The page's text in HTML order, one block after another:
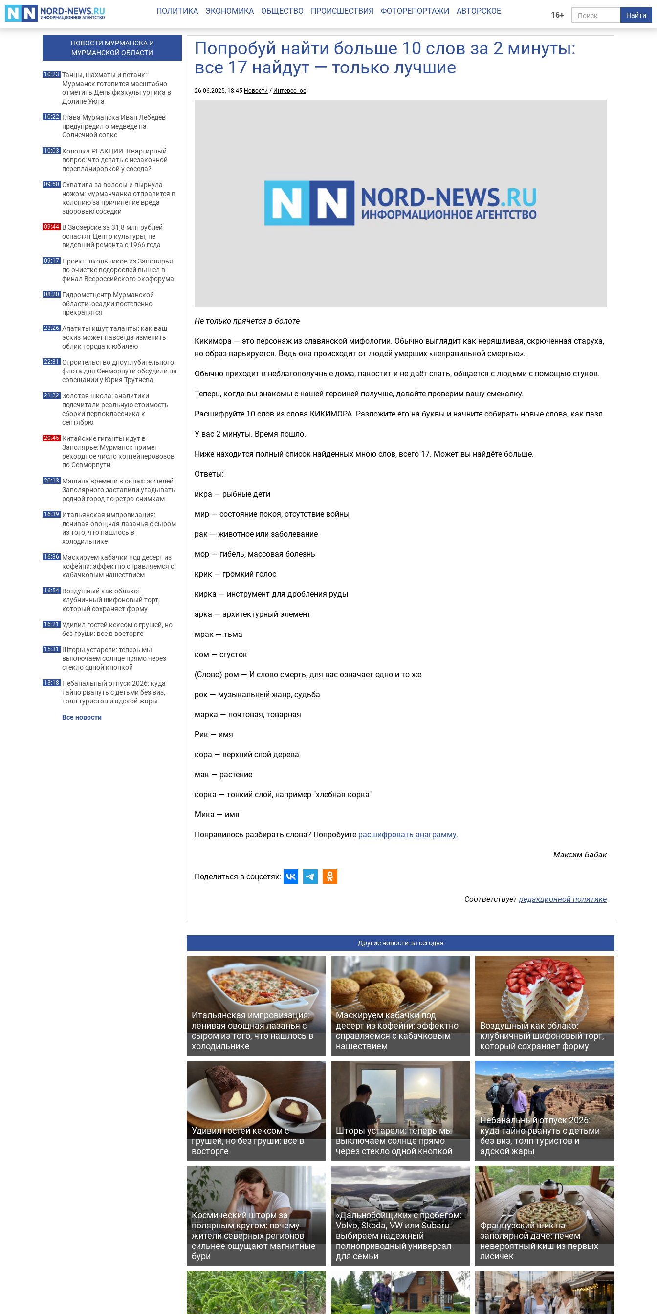
16+ Найти
ПОЛИТИКА ЭКОНОМИКА ОБЩЕСТВО ПРОИСШЕСТВИЯ ФОТОРЕПОРТАЖИ АВТОРСКОЕ
Попробуй найти больше 10 слов за 2 минуты:
все 17 найдут — только лучшие
26.06.2025, 18:45 Новости / Интересное
Не только прячется в болоте
Кикимора — это персонаж из славянской мифологии. Обычно выглядит как неряшливая, скрюченная старуха,
но образ варьируется. Ведь она происходит от людей умерших «неправильной смертью».
Обычно приходит в неблагополучные дома, пакостит и не даёт спать, общается с людьми с помощью стуков.
Теперь, когда вы знакомы с нашей героиней получше, давайте проверим вашу смекалку.
Расшифруйте 10 слов из слова КИКИМОРА. Разложите его на буквы и начните собирать новые слова, как пазл.
У вас 2 минуты. Время пошло.
Ниже находится полный список найденных мною слов, всего 17. Может вы найдёте больше.
Ответы:
икра — рыбные дети
мир — состояние покоя, отсутствие войны
рак — животное или заболевание
мор — гибель, массовая болезнь
крик — громкий голос
кирка — инструмент для дробления руды
арка — архитектурный элемент
мрак — тьма
ком — сгусток
(Слово) ром — И слово смерть, для вас означает одно и то же
рок — музыкальный жанр, судьба
марка — почтовая, товарная
Рик — имя
кора — верхний слой дерева
мак — растение
корка — тонкий слой, например "хлебная корка"
Мика — имя
Понравилось разбирать слова? Попробуйте расшифровать анаграмму.
Максим Бабак
Поделиться в соцсетях:
Соответствуетредакционной политике
Другие новости за сегодня
Итальянская импровизация:
ленивая овощная лазанья с
сыром из того, что нашлось в
холодильнике
Маскируем кабачки под
десерт из кофейни: эффектно
справляемся с кабачковым
нашествием
Воздушный как облако:
клубничный шифоновый торт,
который сохраняет форму
Удивил гостей кексом с
грушей, но без груши: все в
восторге
Шторы устарели: теперь мы
выключаем солнце прямо
через стекло одной кнопкой
Небанальный отпуск 2026:
куда тайно рвануть с детьми
без виз, толп туристов и
адской жары
Космический шторм за
полярным кругом: почему
жители северных регионов
сильнее ощущают магнитные
бури
«Дальнобойщики» с пробегом:
Volvo, Skoda, VW или Subaru -
выбираем надежный
полноприводный универсал
для семьи
Французский шик на
заполярной даче: печем
невероятный киш из первых
лисичек
НОВОСТИ МУРМАНСКА И
МУРМАНСКОЙ ОБЛАСТИ
10:23 Танцы, шахматы и петанк:
Мурманск готовится масштабно
отметить День физкультурника в
Долине Уюта
10:22 Глава Мурманска Иван Лебедев
предупредил о медведе на
Солнечной сопке
10:03 Колонка РЕАКЦИИ. Квартирный
вопрос: что делать с незаконной
перепланировкой у соседа?
09:50 Схватила за волосы и пырнула
ножом: мурманчанка отправится в
колонию за причинение вреда
здоровью соседки
09:44 В Заозерске за 31,8 млн рублей
оснастят Центр культуры, не
видевший ремонта с 1966 года
09:17 Проект школьников из Заполярья
по очистке водорослей вышел в
финал Всероссийского экофорума
08:20 Гидрометцентр Мурманской
области: осадки постепенно
прекратятся
23:26 Апатиты ищут таланты: как ваш
эскиз может навсегда изменить
облик города к юбилею
22:31 Строительство дноуглубительного
флота для Севморпути обсудили на
совещании у Юрия Трутнева
21:22 Золотая школа: аналитики
подсчитали реальную стоимость
сборки первоклассника к
сентябрю
20:45 Китайские гиганты идут в
Заполярье: Мурманск примет
рекордное число контейнеровозов
по Севморпути
20:13 Машина времени в окнах: жителей
Заполярного заставили угадывать
родной город по ретро-снимкам
16:39 Итальянская импровизация:
ленивая овощная лазанья с сыром
из того, что нашлось в
холодильнике
16:36 Маскируем кабачки под десерт из
кофейни: эффектно справляемся с
кабачковым нашествием
16:54 Воздушный как облако:
клубничный шифоновый торт,
который сохраняет форму
16:21 Удивил гостей кексом с грушей, но
без груши: все в восторге
15:31 Шторы устарели: теперь мы
выключаем солнце прямо через
стекло одной кнопкой
13:18 Небанальный отпуск 2026: куда
тайно рвануть с детьми без виз,
толп туристов и адской жары
Все новости